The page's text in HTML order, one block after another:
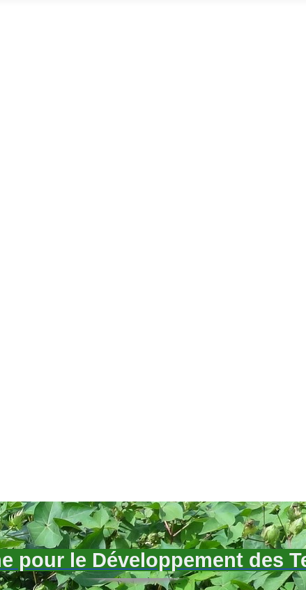
pour le Développement des